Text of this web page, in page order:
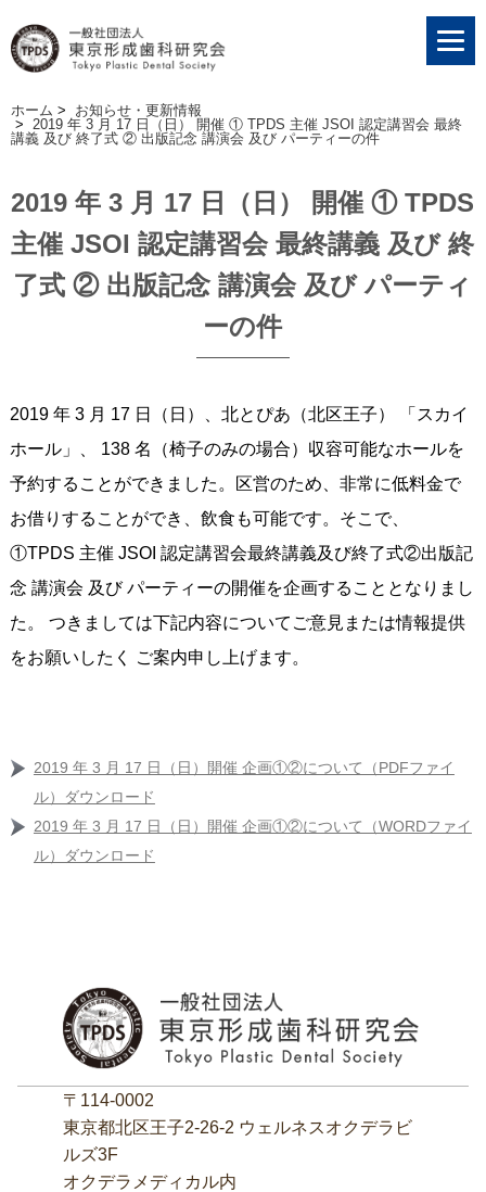
ホーム > お知らせ・更新情報
> 2019 年 3 月 17 日（日） 開催 ① TPDS 主催 JSOI 認定講習会 最終
講義 及び 終了式 ② 出版記念 講演会 及び パーティーの件
2019 年 3 月 17 日（日） 開催 ① TPDS
主催 JSOI 認定講習会 最終講義 及び 終
了式 ② 出版記念 講演会 及び パーティ
ーの件
2019 年 3 月 17 日（日）、北とぴあ（北区王子） 「スカイ
ホール」、 138 名（椅子のみの場合）収容可能なホールを
予約することができました。区営のため、非常に低料金で
お借りすることができ、飲食も可能です。そこで、
①TPDS 主催 JSOI 認定講習会最終講義及び終了式②出版記
念 講演会 及び パーティーの開催を企画することとなりまし
た。 つきましては下記内容についてご意見または情報提供
をお願いしたく ご案内申し上げます。
2019 年 3 月 17 日（日）開催 企画①②について（PDFファイ
ル）ダウンロード
2019 年 3 月 17 日（日）開催 企画①②について（WORDファイ
ル）ダウンロード
〒114-0002
東京都北区王子2‐26‐2 ウェルネスオクデラビ
ルズ3F
オクデラメディカル内